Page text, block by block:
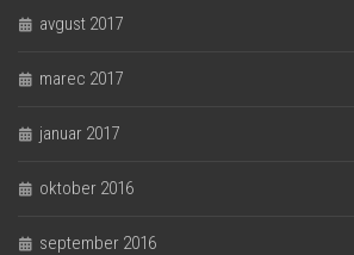
avgust 2017
marec 2017
januar 2017
oktober 2016
september 2016